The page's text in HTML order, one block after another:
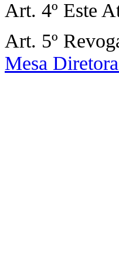
Art. 4º Este
Art. 5º
Mesa